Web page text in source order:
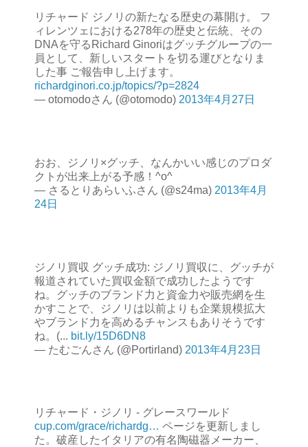
リチャード ジノリの新たなる歴史の幕開け。 フ
ィレンツェにおける278年の歴史と伝統、その
DNAを守るRichard Ginoriはグッチグループの一
員として、新しいスタートを切る運びとなりま
した事 ご報告申し上げます。
richardginori.co.jp/topics/?p=2824
— otomodoさん (@otomodo) 2013年4月27日
おお、ジノリ×グッチ、なんかいい感じのプロダ
クトが出来上がる予感！^o^
— さるとりあらいふさん (@s24ma) 2013年4月
24日
ジノリ買収 グッチ成功: ジノリ買収に、グッチが
報道されていた買収金額で成功したようです
ね。グッチのブランド力と資金力や販売網を生
かすことで、ジノリは以前よりも企業規模拡大
やブランド力を高めるチャンスもありそうです
ね。(... bit.ly/15D6DN8
— たむごんさん (@Portirland) 2013年4月23日
リチャード・ジノリ - グレースワールド
cup.com/grace/richardg… ページを更新しまし
た。破産したイタリアの有名陶磁器メーカー、